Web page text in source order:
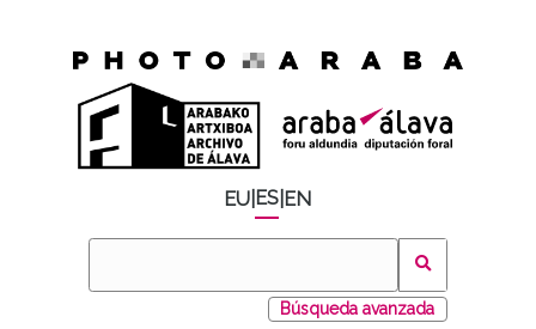
EU ES EN
Búsqueda avanzada